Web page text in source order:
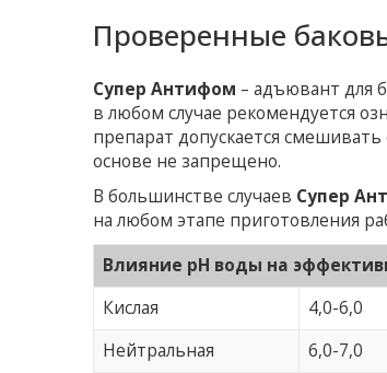
Проверенные
Супер Антифом – адъювант для
в любом случае рекомендуется
препарат допускается
основе не запрещено.
В большинстве случаев Супер
на любом этапе приготовления
Влияние pH воды на
Кислая
4,0-6,0
Нейтральная
6,0-7,0